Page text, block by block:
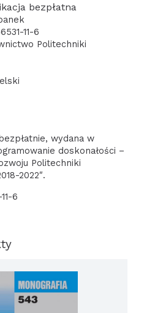
bezpłatna
11-6
Politechniki
wydana w
doskonałości –
Politechniki
2022″.
6